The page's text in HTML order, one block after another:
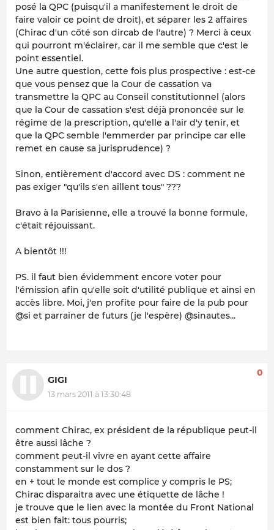
posé la QPC (puisqu'il a manifestement le droit de
faire valoir ce point de droit), et séparer les 2 affaires
(Chirac d'un côté son dircab de l'autre) ? Merci à ceux
qui pourront m'éclairer, car il me semble que c'est le
point essentiel.
Une autre question, cette fois plus prospective : est-ce
que vous pensez que la Cour de cassation va
transmettre la QPC au Conseil constitutionnel (alors
que la Cour de cassation s'est déjà prononcée sur le
régime de la prescription, qu'elle a l'air d'y tenir, et
que la QPC semble l'emmerder par principe car elle
remet en cause sa jurisprudence) ?
Sinon, entièrement d'accord avec DS : comment ne
pas exiger "qu'ils s'en aillent tous" ???
Bravo à la Parisienne, elle a trouvé la bonne formule,
c'était réjouissant.
A bientôt !!!
PS. il faut bien évidemment encore voter pour
l'émission afin qu'elle soit d'utilité publique et ainsi en
accès libre. Moi, j'en profite pour faire de la pub pour
@si et parrainer de futurs (je l'espère) @sinautes...
GIGI
13 mars 2011 à 13:30:48
0
comment Chirac, ex président de la république peut-il
être aussi lâche ?
comment peut-il vivre en ayant cette affaire
constamment sur le dos ?
en + tout le monde est complice y compris le PS;
Chirac disparaitra avec une étiquette de lâche !
je trouve que le lien avec la montée du Front National
est bien fait: tous pourris;